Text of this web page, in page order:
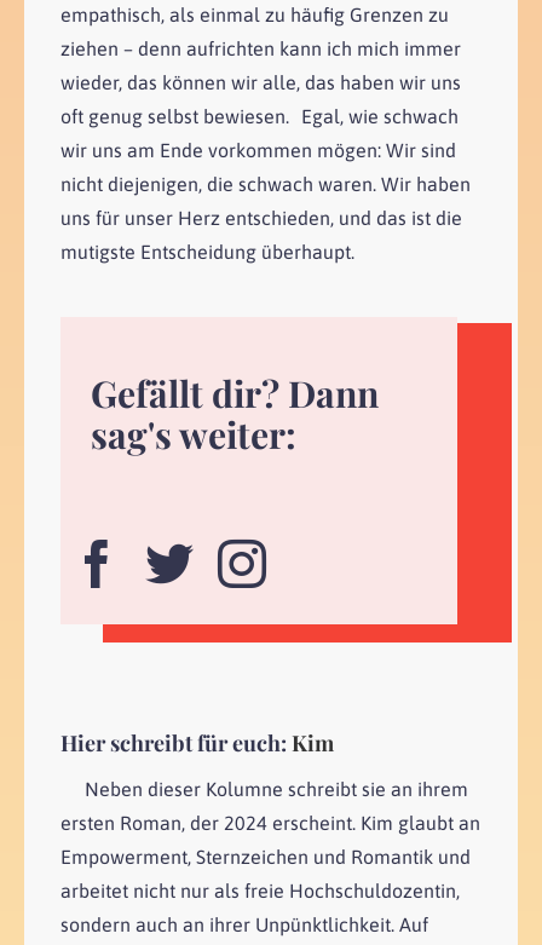
empathisch, als einmal zu häufig Grenzen zu
ziehen – denn aufrichten kann ich mich immer
wieder, das können wir alle, das haben wir uns
oft genug selbst bewiesen. Egal, wie schwach
wir uns am Ende vorkommen mögen: Wir sind
nicht diejenigen, die schwach waren. Wir haben
uns für unser Herz entschieden, und das ist die
mutigste Entscheidung überhaupt.
Gefällt dir? Dann
sag's weiter:
Hier schreibt für euch: Kim
Neben dieser Kolumne schreibt sie an ihrem
ersten Roman, der 2024 erscheint. Kim glaubt an
Empowerment, Sternzeichen und Romantik und
arbeitet nicht nur als freie Hochschuldozentin,
sondern auch an ihrer Unpünktlichkeit. Auf